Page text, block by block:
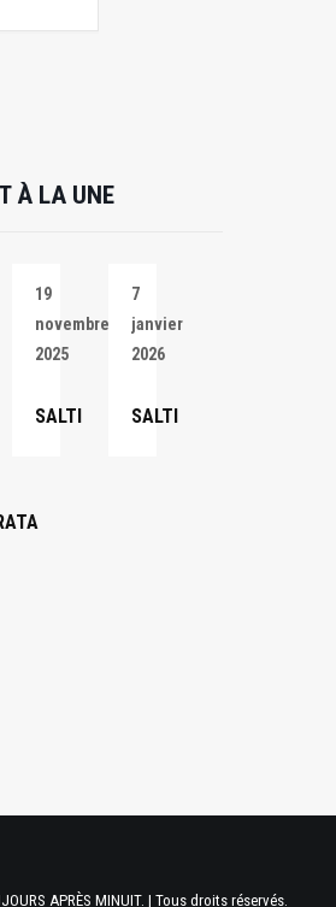
À LA UNE
19
novembre
2025
SALTI
7
janvier
2026
SALTI
APRÈS MINUIT. | Tous droits réservés.